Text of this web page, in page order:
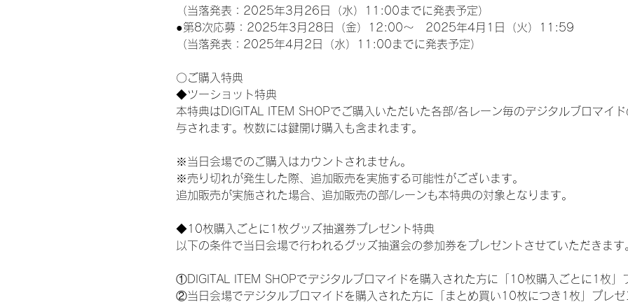
（当落発表：2025年3月26日（水）11:00までに発表予定）
●第8次応募：2025年3月28日（金）12:00～　2025年4月1日（火）11:59
（当落発表：2025年4月2日（水）11:00までに発表予定）
〇ご購入特典
◆ツーショット特典
本特典はDIGITAL ITEM SHOPでご購入いただいた各部/各レーン毎のデジタルブロマイ
与されます。枚数には鍵開け購入も含まれます。
※当日会場でのご購入はカウントされません。
※売り切れが発生した際、追加販売を実施する可能性がございます。
追加販売が実施された場合、追加販売の部/レーンも本特典の対象となります。
◆10枚購入ごとに1枚グッズ抽選券プレゼント特典
以下の条件で当日会場で行われるグッズ抽選会の参加券をプレゼントさせていただきます
①DIGITAL ITEM SHOPでデジタルブロマイドを購入された方に「10枚購入ごとに1枚」
②当日会場でデジタルブロマイドを購入された方に「まとめ買い10枚につき1枚」プレゼ